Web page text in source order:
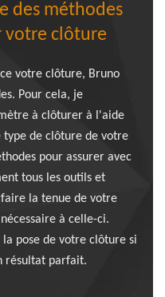
des méthodes
votre clôture
votre clôture, Bruno
Pour cela, je
à clôturer à l'aide
type de clôture de votre
pour assurer avec
tous les outils et
la tenue de votre
à celle-ci.
la pose de votre clôture si
résultat parfait.